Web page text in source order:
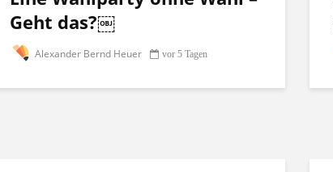
Geht das?￼
Alexander Bernd Heuer vor 5 Tagen